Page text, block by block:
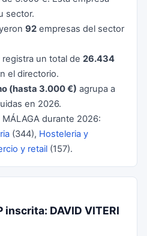
sector.
92 empresas del sector
registra un total de 26.434
el directorio.
(hasta 3.000 €) agrupa a
en 2026.
durante 2026:
(344), Hosteleria y
y retail (157).
inscrita: DAVID VITERI